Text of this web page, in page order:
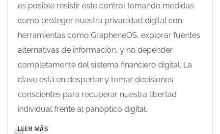
es posible resistir este control tomando medidas
como proteger nuestra privacidad digital con
herramientas como GrapheneOS, explorar fuentes
alternativas de información, y no depender
completamente del sistema financiero digital. La
clave está en despertar y tomar decisiones
conscientes para recuperar nuestra libertad
individual frente al panóptico digital.
LEER MÁS